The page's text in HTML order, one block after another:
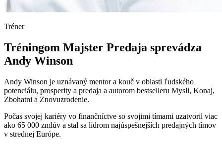
Tréner
Tréningom Majster Predaja sprevádza
Andy Winson
Andy Winson je uznávaný mentor a kouč v oblasti ľudského
potenciálu, prosperity a predaja a autorom bestselleru Mysli, Konaj,
Zbohatni a Znovuzrodenie.
Počas svojej kariéry vo finančníctve so svojimi tímami uzatvoril viac
ako 65 000 zmlúv a stal sa lídrom najúspešnejších predajných tímov
v strednej Európe.